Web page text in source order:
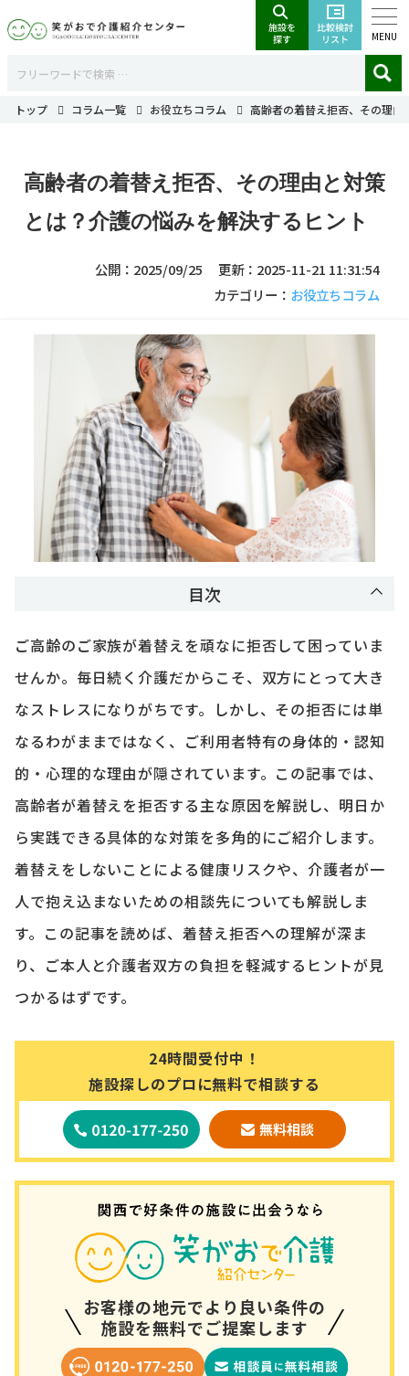
MENU
トップ コラム一覧 お役立ちコラム 高齢者の着替え拒否、その理
高齢者の着替え拒否、その理由と対策
とは？介護の悩みを解決するヒント
公開：2025/09/25
更新：2025-11-21 11:31:54
カテゴリー： お役立ちコラム
目次
ご高齢のご家族が着替えを頑なに拒否して困っていま
せんか。毎日続く介護だからこそ、双方にとって大き
なストレスになりがちです。しかし、その拒否には単
なるわがままではなく、ご利用者特有の身体的・認知
的・心理的な理由が隠されています。この記事では、
高齢者が着替えを拒否する主な原因を解説し、明日か
ら実践できる具体的な対策を多角的にご紹介します。
着替えをしないことによる健康リスクや、介護者が一
人で抱え込まないための相談先についても解説しま
す。この記事を読めば、着替え拒否への理解が深ま
り、ご本人と介護者双方の負担を軽減するヒントが見
つかるはずです。
24時間受付中！
施設探しのプロに無料で相談する
お客様の地元でより良い条件の
施設を無料でご提案します